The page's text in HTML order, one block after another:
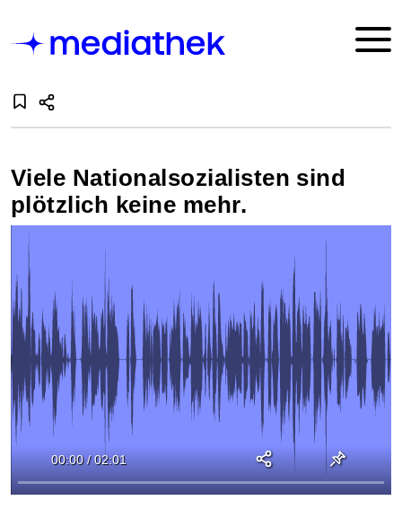
Viele Nationalsozialisten sind
plötzlich keine mehr.
00:00 / 02:01